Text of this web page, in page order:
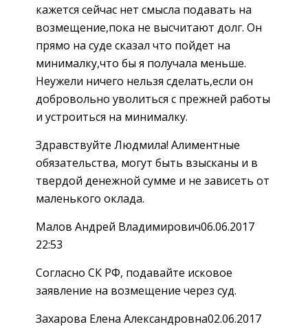
кажется сейчас нет смысла подавать на
возмещение,пока не высчитают долг. Он
прямо на суде сказал что пойдет на
минималку,что бы я получала меньше.
Неужели ничего нельзя сделать,если он
добровольно уволиться с прежней работы
и устроиться на минималку.
Здравствуйте Людмила! Алиментные
обязательства, могут быть взысканы и в
твердой денежной сумме и не зависеть от
маленького оклада.
Малов Андрей Владимирович06.06.2017
22:53
Согласно СК РФ, подавайте исковое
заявление на возмещение через суд.
Захарова Елена Александровна02.06.2017